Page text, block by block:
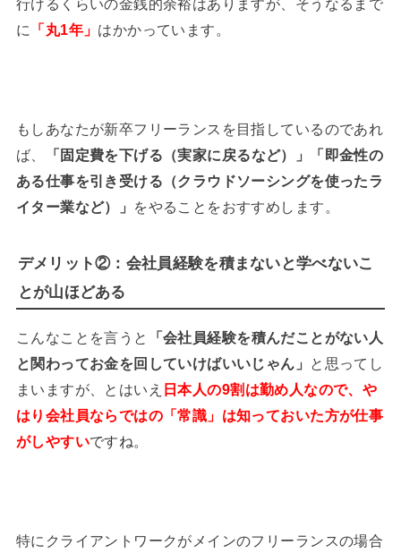
行けるくらいの金銭的余裕はありますが、そうなるまで
に
「丸1年」 はかかっています。
もしあなたが新卒フリーランスを目指しているのであれ
ば、
「固定費を下げる（実家に戻るなど）」「即金性の
ある仕事を引き受ける（クラウドソーシングを使ったラ
イター業など）」 をやることをおすすめします。
デメリット②：会社員経験を積まないと学べないこ
とが山ほどある
こんなことを言うと
「会社員経験を積んだことがない人
と関わってお金を回していけばいいじゃん」
と思ってし
まいますが、とはいえ 日本人の9割は勤め人なので、や
はり会社員ならではの「常識」は知っておいた方が仕事
がしやすいですね。
特にクライアントワークがメインのフリーランスの場合